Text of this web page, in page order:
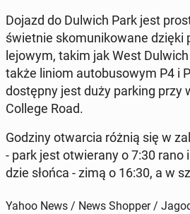
Dojazd do Dulwich Park jest
świet­nie sko­mu­ni­ko­wa­ne
le­jo­wym, takim jak West
także liniom au­to­bu­so­wym P4 i
do­stęp­ny jest duży parking przy
College Road.
Godziny otwar­cia różnią się w
- park jest otwie­ra­ny o 7:30
dzie słońca - zimą o 16:30, a w
Yahoo News / News Shopper /